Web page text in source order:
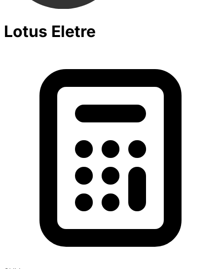
Lotus Eletre